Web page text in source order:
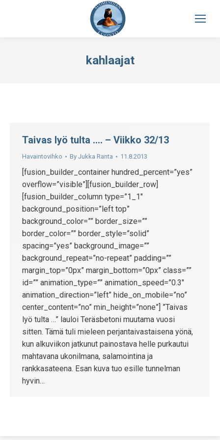
kahlaajat
Taivas lyö tulta …. – Viikko 32/13
Havaintovihko By Jukka Ranta 11.8.2013
[fusion_builder_container hundred_percent=”yes”
overflow=”visible”][fusion_builder_row]
[fusion_builder_column type=”1_1″
background_position=”left top”
background_color=”” border_size=””
border_color=”” border_style=”solid”
spacing=”yes” background_image=””
background_repeat=”no-repeat” padding=””
margin_top=”0px” margin_bottom=”0px” class=””
id=”” animation_type=”” animation_speed=”0.3″
animation_direction=”left” hide_on_mobile=”no”
center_content=”no” min_height=”none”] ”Taivas
lyö tulta …” lauloi Teräsbetoni muutama vuosi
sitten. Tämä tuli mieleen perjantaivastaisena yönä,
kun alkuviikon jatkunut painostava helle purkautui
mahtavana ukonilmana, salamointina ja
rankkasateena. Esan kuva tuo esille tunnelman
hyvin…